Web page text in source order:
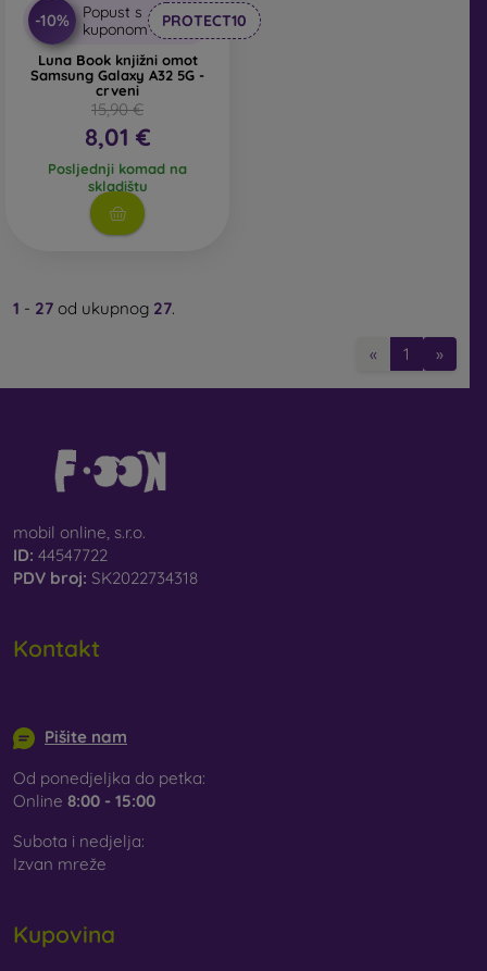
-10%
Popust s
kuponom
PROTECT10
Luna Book knjižni omot
Samsung Galaxy A32 5G -
crveni
15,90 €
8,01 €
Posljednji komad na
skladištu
1 - 27 od ukupnog 27.
« 1 »
mobil online, s.r.o.
ID: 44547722
PDV broj: SK2022734318
Kontakt
Pišite nam
Od ponedjeljka do petka:
Online 8:00 - 15:00
Subota i nedjelja:
Izvan mreže
Kupovina